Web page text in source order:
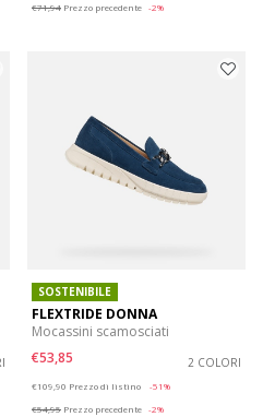
€71,94 Prezzo precedente -2%
SOSTENIBILE
FLEXTRIDE DONNA
Mocassini scamosciati
€53,85
2 COLORI
€109,90 Prezzo di listino
-51%
€54,95 Prezzo precedente -2%